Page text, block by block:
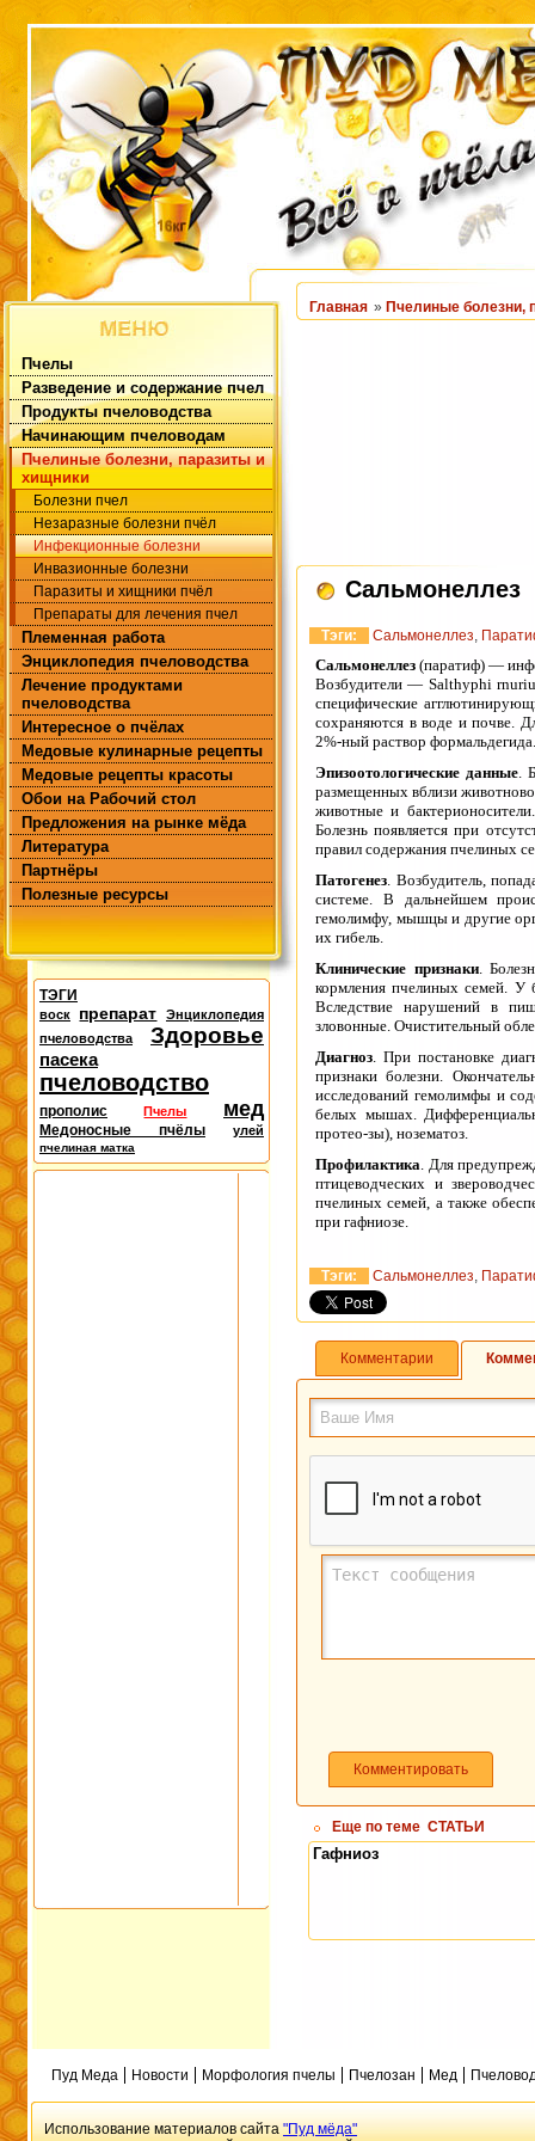
Пчелы
Разведение и содержание пчел
Продукты пчеловодства
Начинающим пчеловодам
Пчелиные болезни, паразиты и
хищники
Болезни пчел
Незаразные болезни пчёл
Инфекционные болезни
Инвазионные болезни
Паразиты и хищники пчёл
Препараты для лечения пчел
Племенная работа
Энциклопедия пчеловодства
Лечение продуктами
пчеловодства
Интересное о пчёлах
Медовые кулинарные рецепты
Медовые рецепты красоты
Обои на Рабочий стол
Предложения на рынке мёда
Литература
Партнёры
Полезные ресурсы
ТЭГИ
воск препарат
Энциклопедия
пчеловодства
Здоровье
пасека
пчеловодство
прополис Пчелы мед
Медоносные пчёлы улей
пчелиная матка
Главная » Пчелиные болезни,
Сальмонеллез
Тэги: Сальмонеллез,
Сальмонеллез (паратиф) —
Возбудители — Salthyphi
специфические
сохраняются в воде и почве.
2%-ный раствор формальдегида.
Эпизоотологические данные.
размещенных вблизи
животные и
Болезнь появляется при
правил содержания пчелиных
Патогенез. Возбудитель,
системе. В дальнейшем
гемолимфу, мышцы и другие
их гибель.
Клинические признаки.
кормления пчелиных семей. У
Вследствие нарушений в
зловонные. Очистительный
Диагноз. При постановке
признаки болезни.
исследований гемолимфы и
белых мышах.
протео-зы), нозематоз.
Профилактика. Для
птицеводческих и
пчелиных семей, а также
при гафниозе.
Тэги: Сальмонеллез,
Комментарии
Комментировать
Еще по теме СТАТЬИ
Гафниоз
Пуд Меда Новости Морфология пчелы Пчелозан Мед
Использование материалов сайта"Пуд мёда"